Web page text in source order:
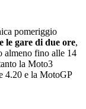
pomeriggio
le gare di due ore,
almeno fino alle 14
la Moto3
4.20 e la MotoGP